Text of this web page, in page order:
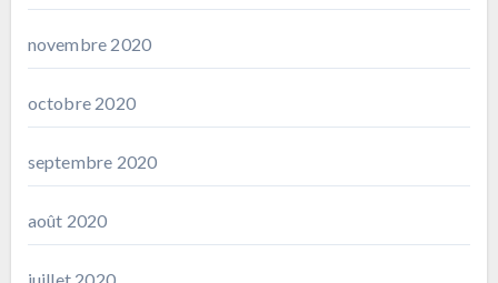
novembre 2020
octobre 2020
septembre 2020
août 2020